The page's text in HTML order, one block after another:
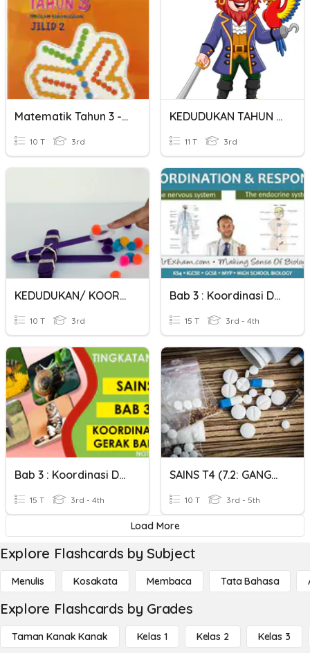
Matematik Tahun 3 - Koordinat
10 T 3rd
KEDUDUKAN TAHUN 3 (KOORDINAT)
11 T 3rd
KEDUDUKAN/ KOORDINAT TAHUN 3
10 T 3rd
Bab 3 : Koordinasi Dan Gerak Balas (Coordination)
15 T 3rd - 4th
Bab 3 : Koordinasi Dan Gerak Balas
15 T 3rd - 4th
SAINS T4 (7.2: GANGGUAN KEPADA KOORDINASI BADAN)
10 T 3rd - 5th
Load More
Explore Flashcards by Subject
Menulis Kosakata Membaca Tata Bahasa
Explore Flashcards by Grades
Taman Kanak Kanak Kelas 1 Kelas 2 Kelas 3